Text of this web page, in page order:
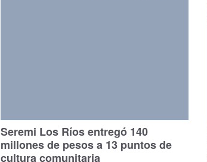
Seremi Los Ríos entregó 140
millones de pesos a 13 puntos de
cultura comunitaria